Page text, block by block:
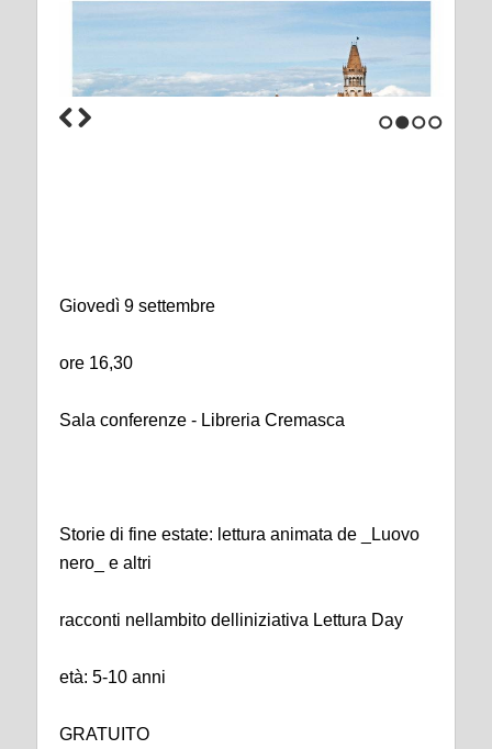
Giovedì 9 settembre
ore 16,30
Sala conferenze - Libreria Cremasca
Storie di fine estate: lettura animata de _Luovo
nero_ e altri
racconti nellambito delliniziativa Lettura Day
età: 5-10 anni
GRATUITO